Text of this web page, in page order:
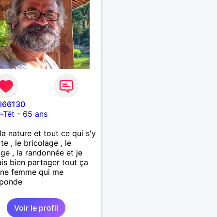
Têt - 65 ans
nature et tout ce qui s'y
, le bricolage , le
, la randonnée et je
bien partager tout ça
femme qui me
Voir le profil